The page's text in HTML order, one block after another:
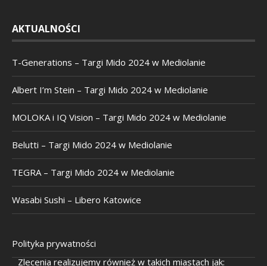
AKTUALNOŚCI
T-Generations – Targi Mido 2024 w Mediolanie
Albert I’m Stein – Targi Mido 2024 w Mediolanie
MOLOKA i IQ Vision – Targi Mido 2024 w Mediolanie
Belutti – Targi Mido 2024 w Mediolanie
TEGRA – Targi Mido 2024 w Mediolanie
Wasabi Sushi – Libero Katowice
Polityka prywatności
Zlecenia realizujemy również w takich miastach jak: